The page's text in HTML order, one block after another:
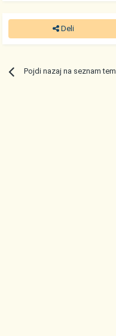
Deli
Pojdi nazaj na seznam tem